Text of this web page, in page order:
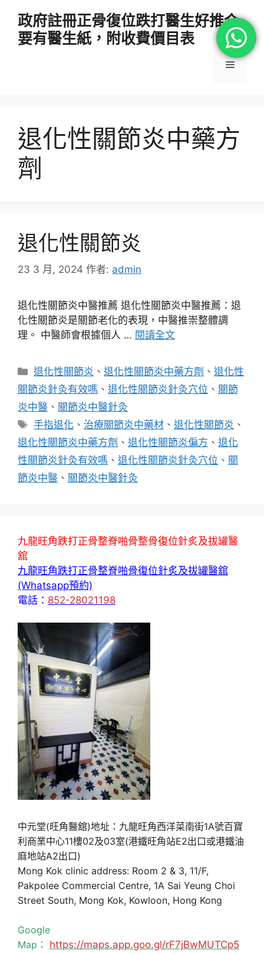
政府註冊正骨復位跌打醫生好推介
要有醫生紙，附收費價目表
選
退化性關節炎中藥方
劑
退化性關節炎
23 3 月, 2024 作者: admin
退化性關節炎中醫推薦 退化性關節炎中醫推薦：退
化性關節炎是關節老化的表現，中醫推崇整體調
理。 中醫師會根據個人 … 閱讀全文
分
類
退化性關節炎 、退化性關節炎中藥方劑 、退化性
關節炎針灸有效嗎 、 退化性關節炎針灸穴位 、 關節
炎中醫 、 關節炎中醫針灸
標
籤
手指退化 、 治療關節炎中藥材 、退化性關節炎 、
退化性關節炎中藥方劑 、 退化性關節炎偏方 、 退化
性關節炎針灸有效嗎 、 退化性關節炎針灸穴位 、 關
節炎中醫 、 關節炎中醫針灸
九龍旺角跌打正骨整脊啪骨整骨復位針炙及拔罐醫
舘
九龍旺角跌打正骨整脊啪骨復位針炙及拔罐醫舘
(Whatsapp預約)
電話： 852-28021198
中元堂(旺角醫舘)地址：九龍旺角西洋菜南街1A號百寶
利商業中心11樓02及03室(港鐵旺角站E2出口或港鐵油
麻地站A2出口)
Mong Kok clinic address: Room 2 & 3, 11/F,
Pakpolee Commercial Centre, 1A Sai Yeung Choi
Street South, Mong Kok, Kowloon, Hong Kong
Google
Map： https://maps.app.goo.gl/rF7jBwMUTCp5